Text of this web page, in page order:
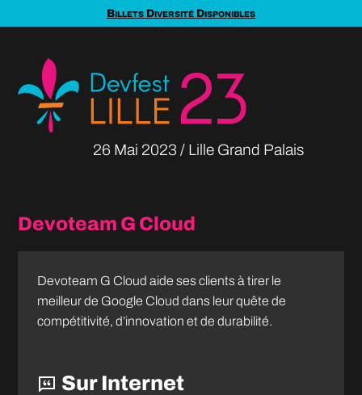
26 Mai 2023 Lille Grand Palais
Billets Diversité Disponibles
Devoteam G Cloud
Devoteam G Cloud aide ses clients à tirer le
meilleur de Google Cloud dans leur quête de
compétitivité, d’innovation et de durabilité.
Sur Internet